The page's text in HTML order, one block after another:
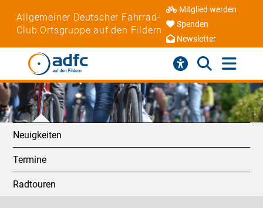
Allgemeiner Deutscher Fahrrad-
Club Ortsgruppe auf den Fildern
Mitglied werden
Spenden
Newsletter
Neuigkeiten
Termine
Radtouren